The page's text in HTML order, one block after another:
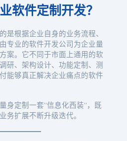
软件定制开发？
是根据企业自身的业务流程、
专业的软件开发公司为企业量
案。它不同于市面上通用的软
研、架构设计、功能定制、测
能够真正解决企业痛点的软件
身定制一套“信息化西装”，既
务扩展不断升级迭代。